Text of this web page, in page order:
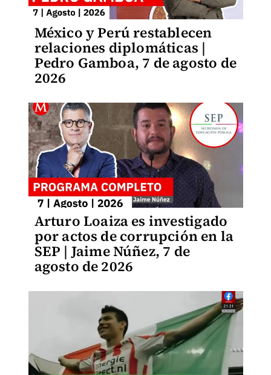
México y Perú restablecen
relaciones diplomáticas |
Pedro Gamboa, 7 de agosto de
2026
Arturo Loaiza es investigado
por actos de corrupción en la
SEP | Jaime Núñez, 7 de
agosto de 2026